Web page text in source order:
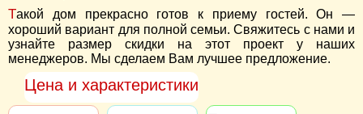
Такой дом прекрасно готов к приему гостей. Он —
хороший вариант для полной семьи. Свяжитесь с нами и
узнайте размер скидки на этот проект у наших
менеджеров. Мы сделаем Вам лучшее предложение.
Цена и характеристики